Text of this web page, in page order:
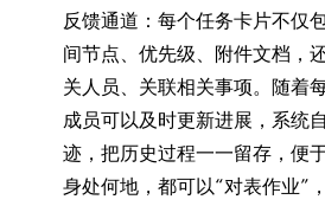
反馈通道：每个任务卡片不仅
间节点、优先级、附件文档，
关人员、关联相关事项。随着
成员可以及时更新进展，系统
迹，把历史过程一一留存，便
身处何地，都可以“对表作业”